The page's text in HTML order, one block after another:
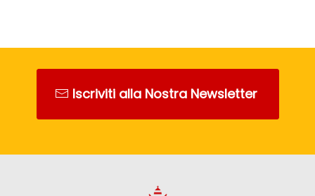
Iscriviti alla Nostra Newsletter